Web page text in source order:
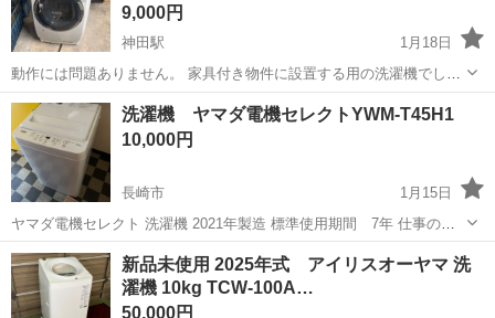
9,000円
神田駅
1月18日
動作には問題ありません。 家具付き物件に設置する用の洗濯機でした
が、使用予定がないため出品します。 メルカリでは11700〜19600円が
落札相場となっております。 ほかのタンスなどと一緒に引き取ってく
ださる方を優先します。
長崎 北松浦郡 神田駅 生活家電 ドラム式洗濯機
洗濯機 ヤマダ電機セレクトYWM-T45H1
10,000円
長崎市
1月15日
ヤマダ電機セレクト 洗濯機 2021年製造 標準使用期間 7年 仕事の出
張などで自宅を不在にする事が多く 頻度としてあまり沢山使ってませ
ん。 作動確認済み 説明書付き ホース付き（少し汚れはありますが...
長崎 長崎市 生活家電 ヤマダ電機
新品未使用 2025年式 アイリスオーヤマ 洗
濯機 10kg TCW-100A…
50,000円